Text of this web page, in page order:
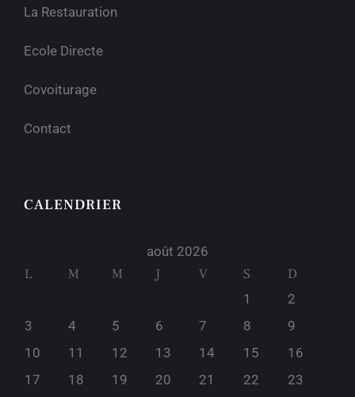
La Restauration
Ecole Directe
Covoiturage
Contact
CALENDRIER
août 2026
L M M J V S D
1
2
3
4 5 6 7 8
9
10
11 12 13 14 15
16
17
18 19 20 21 22 23